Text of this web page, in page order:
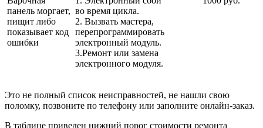
панель моргает,
пищит либо
показывает код
ошибки
во время цикла.
2. Вызвать мастера,
перепрограммировать
электронный модуль.
3.Ремонт или замена
электронного модуля.
Это не полный список неисправностей, не нашли свою
поломку, позвоните по телефону или заполните онлайн-заказ.
В таблице приведен нижний порог стоимости ремонта